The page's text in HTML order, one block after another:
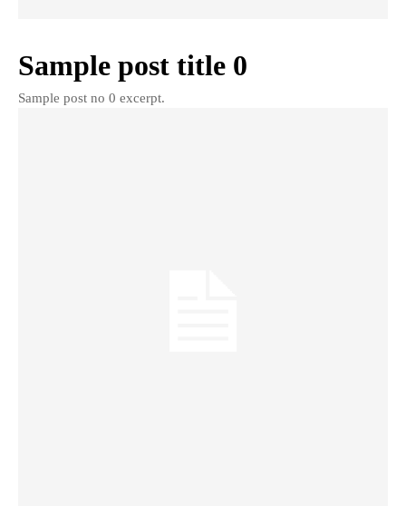
Sample post title 0
Sample post no 0 excerpt.